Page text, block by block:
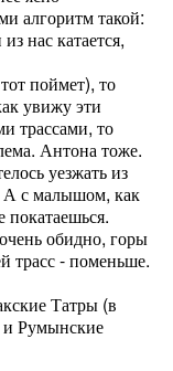
алгоритм такой:
нас катается,
поймет), то
увижу эти
трассами, то
Антона тоже.
уезжать из
А с малышом, как
покатаешься.
обидно, горы
трасс - поменьше.
Татры (в
и Румынские